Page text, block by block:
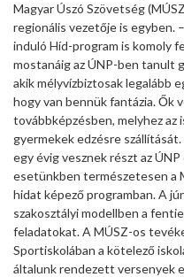
Magyar Úszó Szövetség
regionális vezetője is egyben.
induló Híd-program is komoly
mostanáig az ÚNP-ben tanult
akik mélyvízbiztosak legalább
hogy van bennük fantázia. Ők
továbbképzésben, melyhez az
gyermekek edzésre
egy évig vesznek részt az
esetünkben természetesen a
hidat képező programban. A
szakosztályi modellben a
feladatokat. A MÚSZ-os
Sportiskolában a kötelező
általunk rendezett versenyek